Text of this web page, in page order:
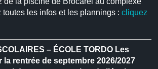
toutes les infos et les plannings :cliquez
– ÉCOLE TORDO Les
rentrée de septembre 2026/2027